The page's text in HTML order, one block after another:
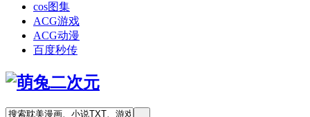
cos图集
ACG游戏
ACG动漫
百度秒传